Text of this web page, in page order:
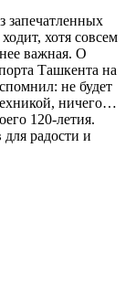
запечатленных
хотя совсем
важная. О
Ташкента на
не будет
ничего…
120-летия.
для радости и